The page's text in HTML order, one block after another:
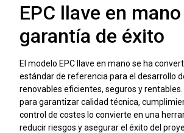
EPC llave en
garantía de éxito
El modelo EPC llave en mano se ha
estándar de referencia para el desarrollo
renovables eficientes, seguros y
para garantizar calidad técnica,
control de costes lo convierte en una
reducir riesgos y asegurar el éxito del